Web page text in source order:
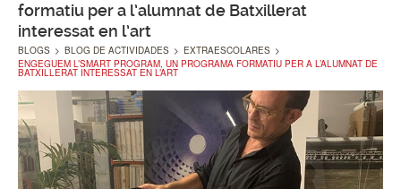
formatiu per a l’alumnat de Batxillerat
interessat en l’art
BLOGS > BLOG DE ACTIVIDADES > EXTRAESCOLARES >
ENGEGUEM L’SMART PROGRAM, UN PROGRAMA FORMATIU PER A L’ALUMNAT DE
BATXILLERAT INTERESSAT EN L’ART